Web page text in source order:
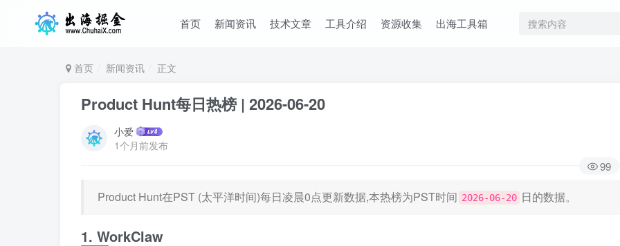
首页 新闻资讯 技术文章 工具介绍 资源收集 出海工具箱
首页 新闻资讯 正文
Product Hunt每日热榜 | 2026-06-20
小爱
1个月前发布
99
Product Hunt在PST (太平洋时间)每日凌晨0点更新数据,本热榜为PST时间 2026-06-20 日的数据。
1. WorkClaw